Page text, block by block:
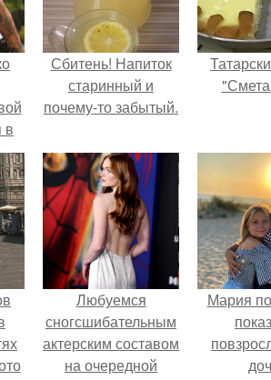
в
Сбитень! Напиток
старинный и
почему-то забытый.
Любуемся
сногсшибательным
актерским составом
на очередной
Мария